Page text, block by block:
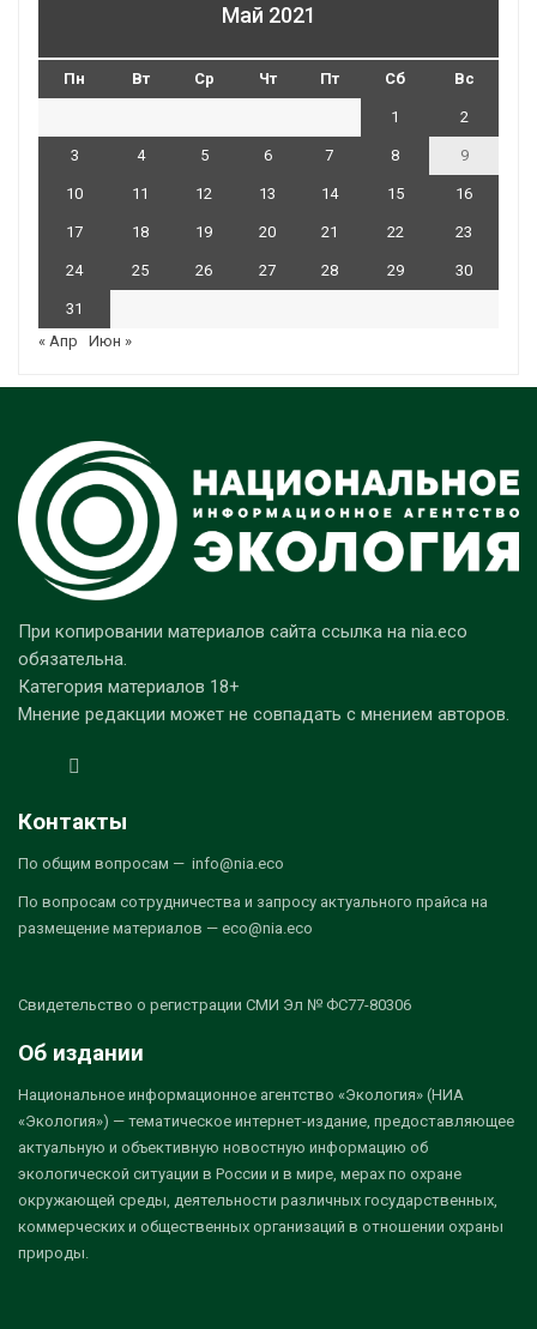
Май 2021
Пн Вт Ср Чт Пт Сб Вс
1 2
3 4 5 6 7 8 9
10 11 12 13 14 15 16
17 18 19 20 21 22 23
24 25 26 27 28 29 30
31
« Апр
Июн »
При копировании материалов сайта ссылка на nia.eco
обязательна.
Категория материалов 18+
Мнение редакции может не совпадать с мнением авторов.
Контакты
По общим вопросам — info@nia.eco
По вопросам сотрудничества и запросу актуального прайса на
размещение материалов — eco@nia.eco
Свидетельство о регистрации СМИ Эл № ФС77-80306
Об издании
Национальное информационное агентство «Экология» (НИА
«Экология») — тематическое интернет-издание, предоставляющее
актуальную и объективную новостную информацию об
экологической ситуации в России и в мире, мерах по охране
окружающей среды, деятельности различных государственных,
коммерческих и общественных организаций в отношении охраны
природы.